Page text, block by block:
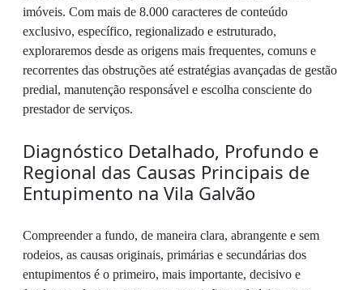
imóveis. Com mais de 8.000 caracteres de conteúdo
exclusivo, específico, regionalizado e estruturado,
exploraremos desde as origens mais frequentes, comuns e
recorrentes das obstruções até estratégias avançadas de gestão
predial, manutenção responsável e escolha consciente do
prestador de serviços.
Diagnóstico Detalhado, Profundo e
Regional das Causas Principais de
Entupimento na Vila Galvão
Compreender a fundo, de maneira clara, abrangente e sem
rodeios, as causas originais, primárias e secundárias dos
entupimentos é o primeiro, mais importante, decisivo e